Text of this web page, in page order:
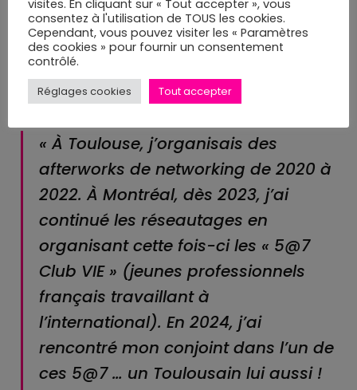
« À Toulouse, j’organisais des
afterworks de networking de 2020 à
2022. À Montréal, dès 2023, j’ai
continué les réseautages en
organisant cette fois-ci les « 5@7
Club VIE » (jeunes professionnels
français travaillant à
l’international). En 2024, j’ai
rencontré mon conjoint dans l’un de
ces 5@7 … un Toulousain lui aussi !
visites. En cliquant sur « Tout accepter », vous
consentez à l'utilisation de TOUS les cookies.
Cependant, vous pouvez visiter les « Paramètres
des cookies » pour fournir un consentement
contrôlé.
Réglages cookies Tout accepter